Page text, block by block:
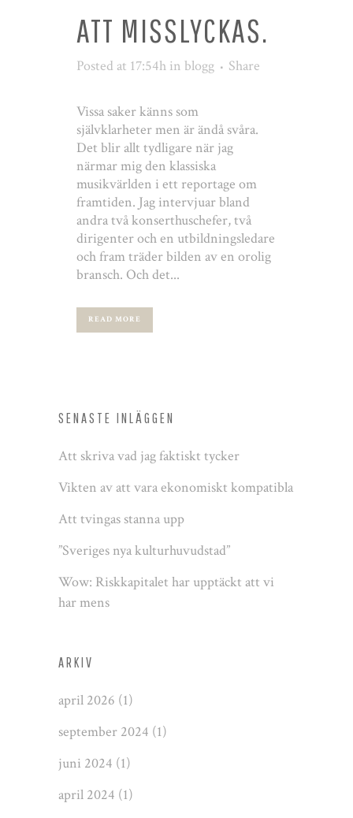
ATT MISSLYCKAS.
Posted at 17:54h in blogg Share
Vissa saker känns som
självklarheter men är ändå svåra.
Det blir allt tydligare när jag
närmar mig den klassiska
musikvärlden i ett reportage om
framtiden. Jag intervjuar bland
andra två konserthuschefer, två
dirigenter och en utbildningsledare
och fram träder bilden av en orolig
bransch. Och det...
READ MORE
SENASTE INLÄGGEN
Att skriva vad jag faktiskt tycker
Vikten av att vara ekonomiskt kompatibla
Att tvingas stanna upp
”Sveriges nya kulturhuvudstad”
Wow: Riskkapitalet har upptäckt att vi
har mens
ARKIV
april 2026 (1)
september 2024 (1)
juni 2024 (1)
april 2024 (1)